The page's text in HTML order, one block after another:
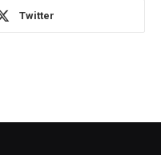
Twitter